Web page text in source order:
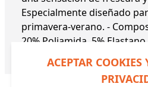
Especialmente diseñado
primavera-verano. -
20% Poliamida, 5% Elastano.
ACEPTAR COOKIES